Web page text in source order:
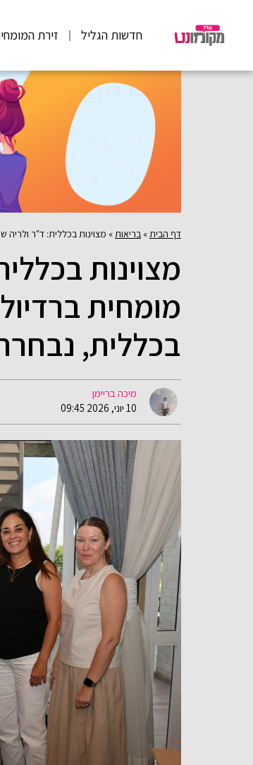
חדשות הגליל זירת
דף הבית » בריאות » מצוינות בכללית: ד"ר ולריה
מצוינות
מומחית
בכללית,
מיכה בריימן
10 יוני, 2026 09:45